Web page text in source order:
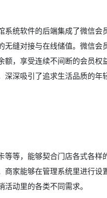
系统软件的后端集成了微信会
无缝对接与在线储值。微信会
，享受连续不间断的会员权
深深吸引了追求生活品质的年
等等，能够契合门店各式各样
家能够在管理系统里进行设置
动里的各类不同需求。